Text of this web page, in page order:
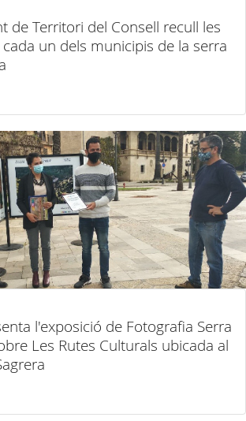
de Territori del Consell recull les
un dels municipis de la serra
l'exposició de Fotografia Serra
Les Rutes Culturals ubicada al